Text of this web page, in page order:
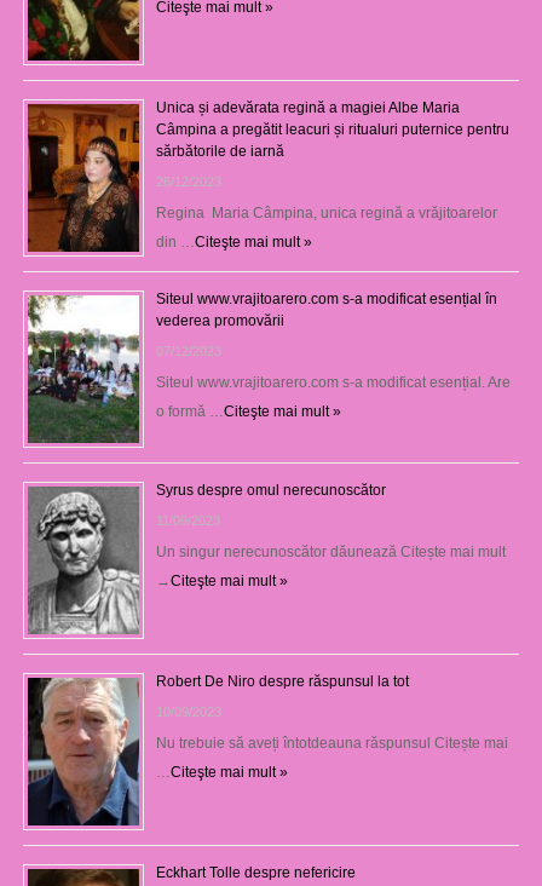
Citeşte mai mult »
Unica și adevărata regină a magiei Albe Maria
Câmpina a pregătit leacuri și ritualuri puternice pentru
sărbătorile de iarnă
26/12/2023
Regina Maria Câmpina, unica regină a vrăjitoarelor
din … Citeşte mai mult »
Siteul www.vrajitoarero.com s-a modificat esențial în
vederea promovării
07/12/2023
Siteul www.vrajitoarero.com s-a modificat esențial. Are
o formă … Citeşte mai mult »
Syrus despre omul nerecunoscător
11/09/2023
Un singur nerecunoscător dăunează Citește mai mult
→Citeşte mai mult »
Robert De Niro despre răspunsul la tot
10/09/2023
Nu trebuie să aveți întotdeauna răspunsul Citește mai
Citeşte mai mult »
Eckhart Tolle despre nefericire